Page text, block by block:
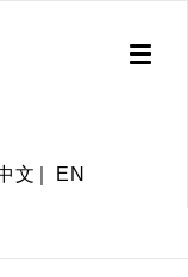
Toggle
文 EN